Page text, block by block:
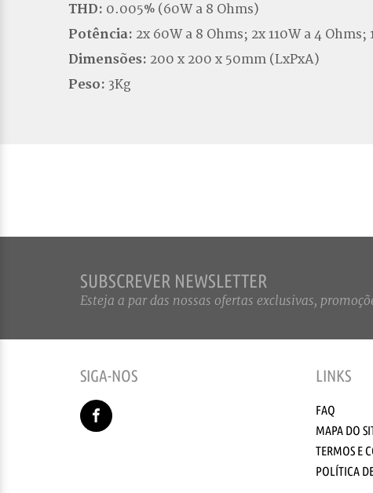
THD: 0.005% (60W a 8 Ohms)
Potência: 2x 60W a 8 Ohms; 2x 110W a 4
Dimensões: 200 x 200 x 50mm (LxPxA)
Peso: 3Kg
SUBSCREVER NEWSLETTER
Esteja a par das nossas ofertas exclusivas,
SIGA-NOS LINKS
FAQ
MAPA DO
TERMOS E
POLÍTICA